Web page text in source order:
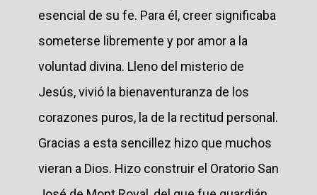
esencial de su fe. Para él, creer significaba
someterse libremente y por amor a la
voluntad divina. Lleno del misterio de
Jesús, vivió la bienaventuranza de los
corazones puros, la de la rectitud personal.
Gracias a esta sencillez hizo que muchos
vieran a Dios. Hizo construir el Oratorio San